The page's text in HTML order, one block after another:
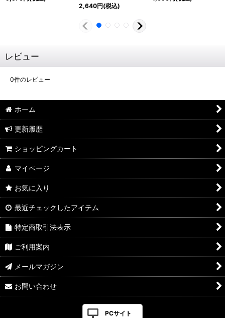
2,640円(税込)
レビュー
0件のレビュー
ホーム
更新履歴
ショッピングカート
マイページ
お気に入り
最近チェックしたアイテム
特定商取引法表示
ご利用案内
メールマガジン
お問い合わせ
PCサイト